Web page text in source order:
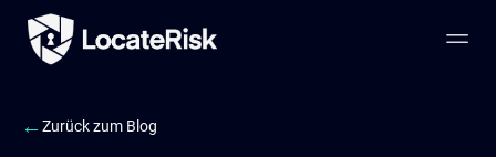
←Zurück zum Blog